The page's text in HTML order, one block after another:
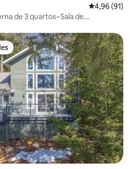
4,96 de uma
4,96 (91)
de 3 quartos~Sala de